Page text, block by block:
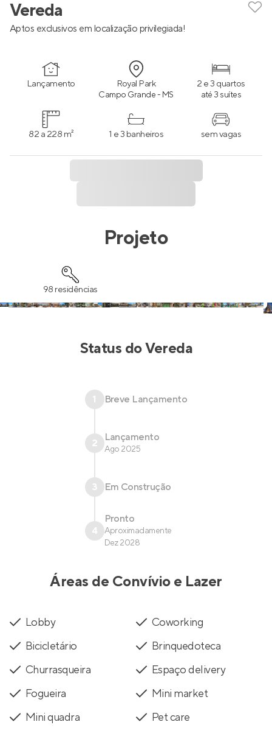
Vereda
Aptos exclusivos em localização privilegiada!
Lançamento Royal Park
Campo Grande - MS
2 e 3 quartos
até 3 suítes
82 a 228 m² 1 e 3 banheiros sem vagas
Projeto
98 residências
Status doVereda
1 Breve Lançamento
2 Lançamento
Ago 2025
3 Em Construção
4
Pronto
Aproximadamente
Dez 2028
Áreas de Convívio e Lazer
Lobby
Coworking
Bicicletário
Brinquedoteca
Churrasqueira
Espaço delivery
Fogueira
Mini market
Mini quadra
Pet care